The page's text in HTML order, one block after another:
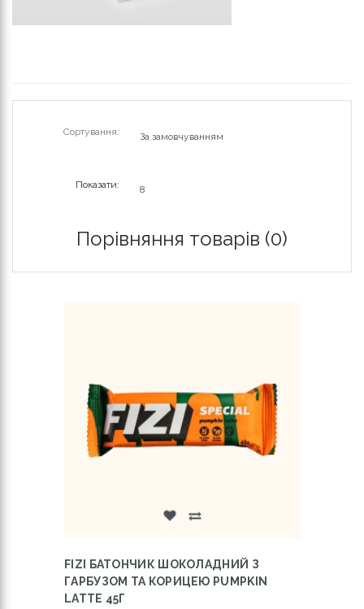
Сортування:
Показати:
Порівняння товарів (0)
FIZI БАТОНЧИК ШОКОЛАДНИЙ З
ГАРБУЗОМ ТА КОРИЦЕЮ PUMPKIN
LATTE 45Г